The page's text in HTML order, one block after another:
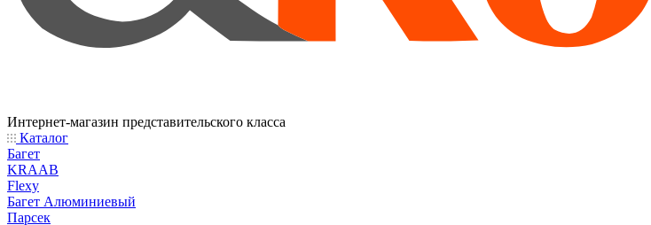
Интернет-магазин представительского класса
Каталог
Багет
KRAAB
Flexy
Багет Алюминиевый
Парсек